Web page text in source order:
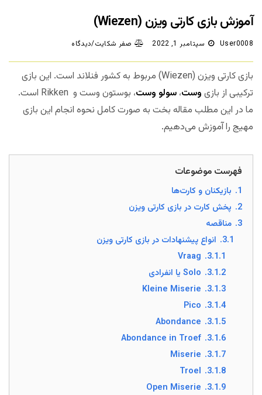
آموزش بازی کارتی ویزن (Wiezen)
User0008 سپتامبر 1, 2022 صفر شکایت/دیدگاه
بازی کارتی ویزن (Wiezen) مربوط به کشور فنلاند است. این بازی
ترکیبی از بازی وست، سولو وست
، بوستون وست و Rikken است.
ما در این مطلب مقاله بخت به صورت کامل نحوه انجام این بازی
مهیج را آموزش می‌دهیم.
فهرست موضوعات
1. بازیکنان و کارت‌ها
2. پخش کارت در بازی کارتی ویزن
3. مناقصه
3.1. انواع پیشنهادات در بازی کارتی ویزن
3.1.1.
Vraag
3.1.2. Solo یا انفرادی
3.1.3.
Kleine Miserie
3.1.4.
Pico
3.1.5.
Abondance
3.1.6.
Abondance in Troef
3.1.7.
Miserie
3.1.8.
Troel
3.1.9.
Open Miserie